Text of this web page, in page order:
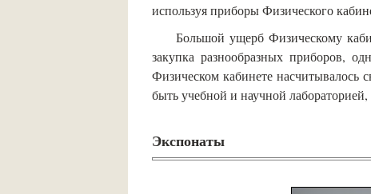
используя приборы Физического
Большой ущерб Физическому
закупка разнообразных приборов,
Физическом кабинете
быть учебной и научной
Экспонаты